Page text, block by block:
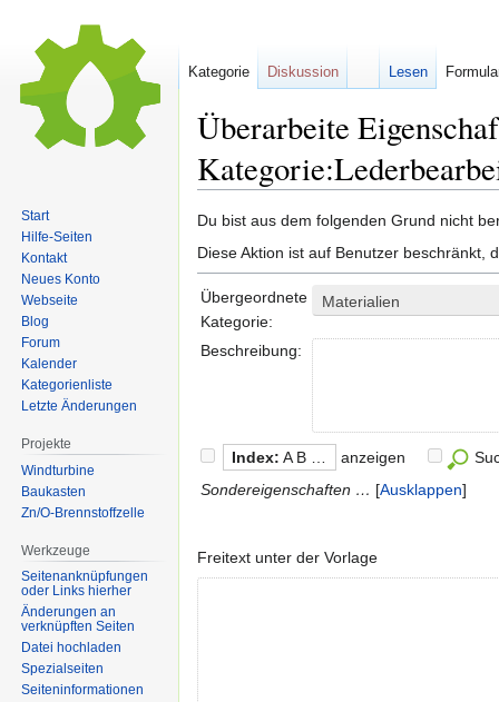
Überarbeite
Zur
Navigation
springen
Zur
Suche
springen
Du bist aus dem folgenden Grund nicht
Diese Aktion ist auf Benutzer beschränkt,
Übergeordnete
Kategorie:
Materialien
Beschreibung:
Index: A B … anzeigen
Sondereigenschaften …
Ausklappen
Freitext unter der Vorlage
Kategorie Diskussion Lesen
Start
Hilfe-Seiten
Kontakt
Neues Konto
Webseite
Blog
Forum
Kalender
Kategorienliste
Letzte Änderungen
Projekte
Windturbine
Baukasten
Zn/O-Brennstoffzelle
Werkzeuge
Seitenanknüpfungen
oder Links hierher
Änderungen an
verknüpften Seiten
Datei hochladen
Spezialseiten
Seiten­informationen